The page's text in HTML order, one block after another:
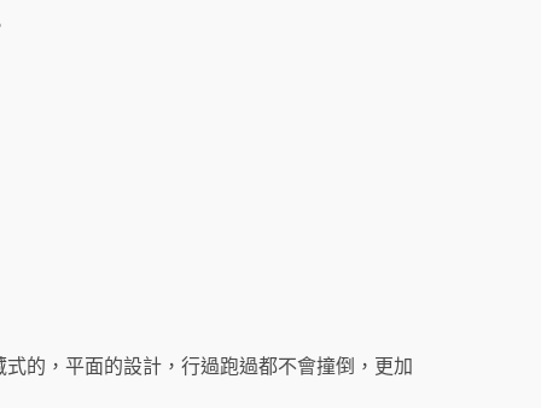
的，平面的設計，行過跑過都不會撞倒，更加